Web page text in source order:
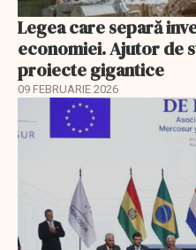
Legea care separă
economiei. Ajutor de
proiecte gigantice
09 FEBRUARIE 2026